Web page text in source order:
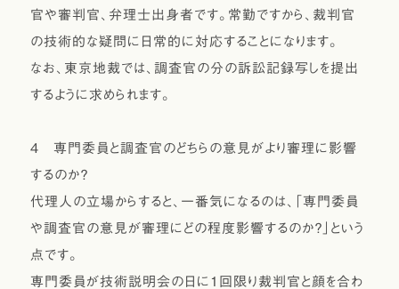
官や審判官、弁理士出身者です。常勤ですから、裁判官
の技術的な疑問に日常的に対応することになります。
なお、東京地裁では、調査官の分の訴訟記録写しを提出
するように求められます。
４ 専門委員と調査官のどちらの意見がより審理に影響
するのか？
代理人の立場からすると、一番気になるのは、「専門委員
や調査官の意見が審理にどの程度影響するのか？」という
点です。
専門委員が技術説明会の日に1回限り裁判官と顔を合わ